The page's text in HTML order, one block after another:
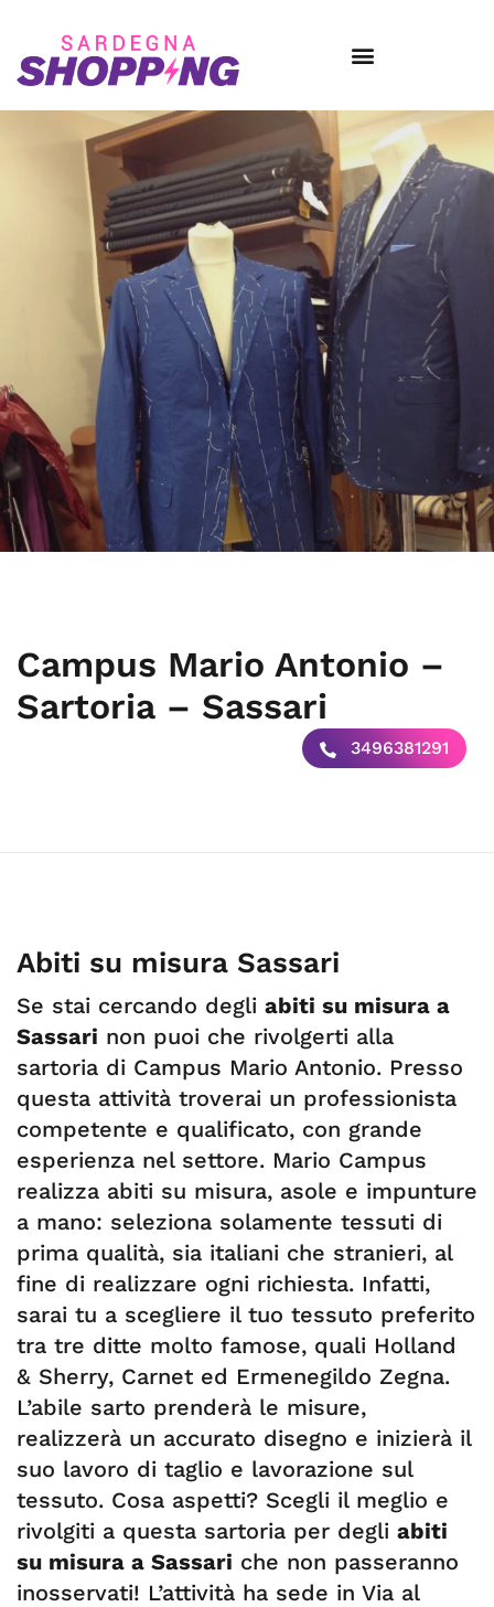
Campus Mario Antonio –
Sartoria – Sassari
3496381291
Abiti su misura Sassari
Se stai cercando degli abiti su misura a
Sassari non puoi che rivolgerti alla
sartoria di Campus Mario Antonio. Presso
questa attività troverai un professionista
competente e qualificato, con grande
esperienza nel settore. Mario Campus
realizza abiti su misura, asole e impunture
a mano: seleziona solamente tessuti di
prima qualità, sia italiani che stranieri, al
fine di realizzare ogni richiesta. Infatti,
sarai tu a scegliere il tuo tessuto preferito
tra tre ditte molto famose, quali Holland
& Sherry, Carnet ed Ermenegildo Zegna.
L’abile sarto prenderà le misure,
realizzerà un accurato disegno e inizierà il
suo lavoro di taglio e lavorazione sul
tessuto. Cosa aspetti? Scegli il meglio e
rivolgiti a questa sartoria per degli abiti
su misura a Sassari che non passeranno
inosservati! L’attività ha sede in Via al